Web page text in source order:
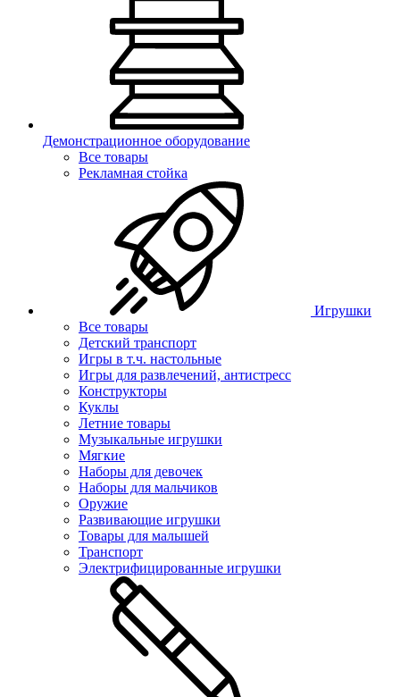
Демонстрационное оборудование
Все товары
Рекламная стойка
Игрушки
Все товары
Детский транспорт
Игры в т.ч. настольные
Игры для развлечений, антистресс
Конструкторы
Куклы
Летние товары
Музыкальные игрушки
Мягкие
Наборы для девочек
Наборы для мальчиков
Оружие
Развивающие игрушки
Товары для малышей
Транспорт
Электрифицированные игрушки